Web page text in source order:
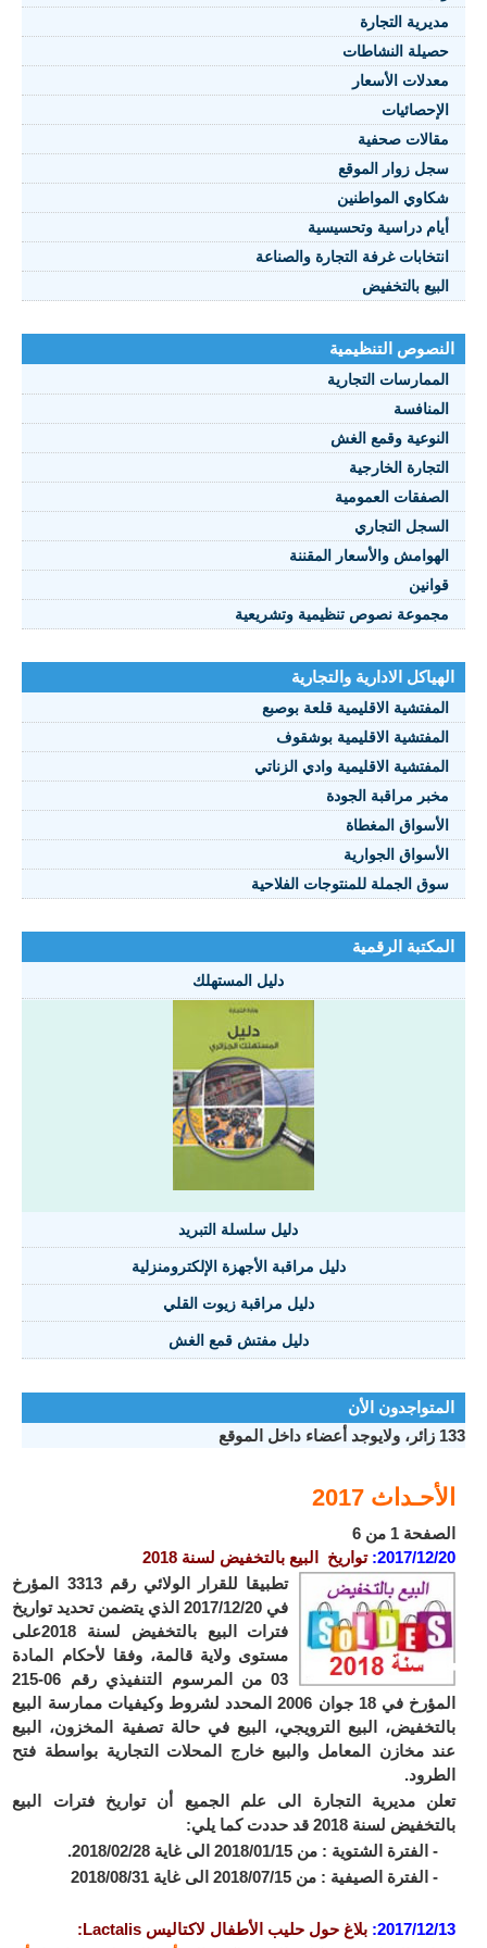
النصوص 2021
FRANÇAIS
مديرية التجارة
حصيلة النشاطات
معدلات الأسعار
الإحصائيات
مقالات صحفية
سجل زوار الموقع
شكاوي المواطنين
أيام دراسية وتحسيسية
انتخابات غرفة التجارة والصناعة
البيع بالتخفيض
النصوص التنظيمية
الممارسات التجارية
المنافسة
النوعية وقمع الغش
التجارة الخارجية
الصفقات العمومية
السجل التجاري
الهوامش والأسعار المقننة
قوانين
مجموعة نصوص تنظيمية وتشريعية
الهياكل الادارية والتجارية
المفتشية الاقليمية قلعة بوصبع
المفتشية الاقليمية بوشقوف
المفتشية الاقليمية وادي الزناتي
مخبر مراقبة الجودة
الأسواق المغطاة
الأسواق الجوارية
سوق الجملة للمنتوجات الفلاحية
المكتبة الرقمية
دليل المستهلك
دليل سلسلة التبريد
دليل مراقبة الأجهزة الإلكترومنزلية
دليل مراقبة زيوت القلي
دليل مفتش قمع الغش
المتواجدون الأن
133 زائر، ولايوجد أعضاء داخل الموقع
الأحـداث 2017
الصفحة 1 من 6
2017/12/20: تواريخ البيع بالتخفيض لسنة 2018
تطبيقا للقرار الولائي رقم 3313 المؤرخ
في 2017/12/20 الذي يتضمن تحديد تواريخ
فترات البيع بالتخفيض لسنة 2018على
مستوى ولاية قالمة، وفقا لأحكام المادة
03 من المرسوم التنفيذي رقم 06-215
المؤرخ في 18 جوان 2006 المحدد لشروط وكيفيات ممارسة البيع
بالتخفيض، البيع الترويجي، البيع في حالة تصفية المخزون، البيع
عند مخازن المعامل والبيع خارج المحلات التجارية بواسطة فتح
الطرود.
تعلن مديرية التجارة الى علم الجميع أن تواريخ فترات البيع
بالتخفيض لسنة 2018 قد حددت كما يلي:
- الفترة الشتوية : من 2018/01/15 الى غاية 2018/02/28.
- الفترة الصيفية : من 2018/07/15 الى غاية 2018/08/31
2017/12/13
: بلاغ حول حليب الأطفال لاكتاليس Lactalis: